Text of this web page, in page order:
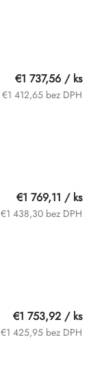
€1 737,56 / ks
€1 412,65 bez DPH
€1 769,11 / ks
€1 438,30 bez DPH
€1 753,92 / ks
€1 425,95 bez DPH